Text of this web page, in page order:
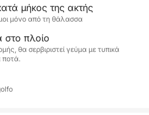
η εμπειρία με τις
για ζευγάρια,
ομάδες, ιδανική για όσους
παραλία του Παλέρμο μέσα
μήκος της ακτής
μόνο από τη θάλασσα
στο πλοίο
θα σερβιριστεί γεύμα με τυπικά
ποτά.